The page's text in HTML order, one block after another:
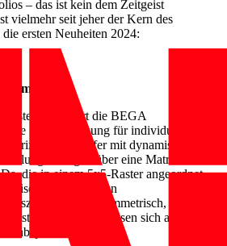
– das ist kein dem Zeitgeist
vielmehr seit jeher der Kern des
ersten Neuheiten 2024:
Boden
erweitert die BEGA
gezielte Lösung für individuelle
Scheinwerfer mit dynamisch
verfügen über eine Matrix mit 25
die in einem 5x5-Raster angeordnet
Einstellung von
-szenen – sei es symmetrisch,
Diese lassen sich auch
abspielen.